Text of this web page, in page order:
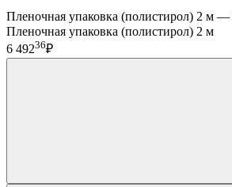
Пленочная упаковка (полистирол) 2 м —
Пленочная упаковка (полистирол) 2 м
6 49236₽